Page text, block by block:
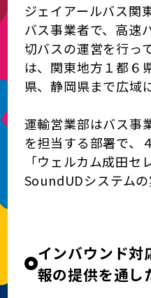
ジェイアールバス関
バス事業者で、高速
切バスの運営を行っ
は、関東地方１都６
県、静岡県まで広域
運輸営業部はバス事
を担当する部署で、
「ウェルカム成田セ
SoundUDシステムの
インバウンド対
報の提供を通し